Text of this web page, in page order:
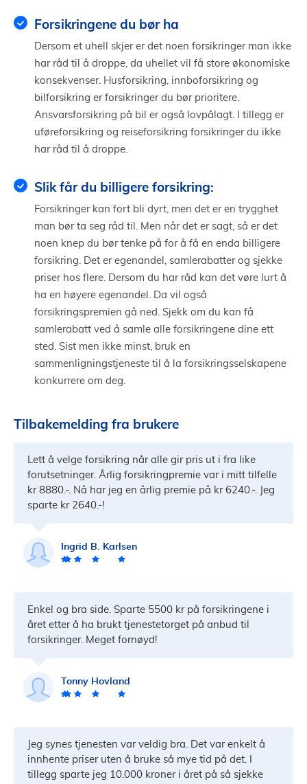
Forsikringene du bør ha
Dersom et uhell skjer er det noen forsikringer man ikke
har råd til å droppe, da uhellet vil få store økonomiske
konsekvenser. Husforsikring, innboforsikring og
bilforsikring er forsikringer du bør prioritere.
Ansvarsforsikring på bil er også lovpålagt. I tillegg er
uføreforsikring og reiseforsikring forsikringer du ikke
har råd til å droppe.
Slik får du billigere forsikring:
Forsikringer kan fort bli dyrt, men det er en trygghet
man bør ta seg råd til. Men når det er sagt, så er det
noen knep du bør tenke på for å få en enda billigere
forsikring. Det er egenandel, samlerabatter og sjekke
priser hos flere. Dersom du har råd kan det vøre lurt å
ha en høyere egenandel. Da vil også
forsikringspremien gå ned. Sjekk om du kan få
samlerabatt ved å samle alle forsikringene dine ett
sted. Sist men ikke minst, bruk en
sammenligningstjeneste til å la forsikringsselskapene
konkurrere om deg.
Tilbakemelding fra brukere
Lett å velge forsikring når alle gir pris ut i fra like
forutsetninger. Årlig forsikringpremie var i mitt tilfelle
kr 8880.-. Nå har jeg en årlig premie på kr 6240.-. Jeg
sparte kr 2640.-!
Ingrid B. Karlsen
Enkel og bra side. Sparte 5500 kr på forsikringene i
året etter å ha brukt tjenestetorget på anbud til
forsikringer. Meget fornøyd!
Tonny Hovland
Jeg synes tjenesten var veldig bra. Det var enkelt å
innhente priser uten å bruke så mye tid på det. I
tillegg sparte jeg 10.000 kroner i året på så sjekke